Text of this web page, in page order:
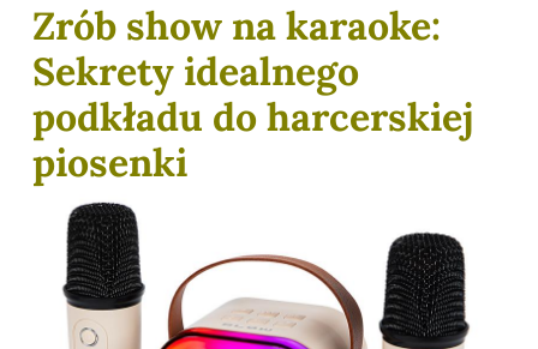
Zrób show na karaoke:
Sekrety idealnego
podkładu do harcerskiej
piosenki